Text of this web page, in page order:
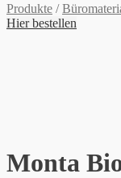
Produkte /
Hier bestellen
Monta